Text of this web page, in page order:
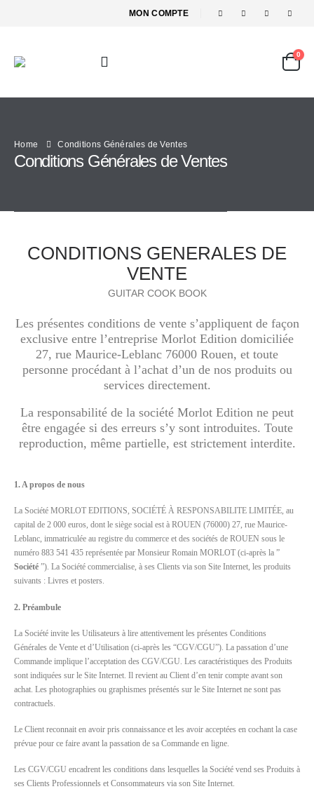
MON COMPTE
0
Home Conditions Générales de Ventes
Conditions Générales de Ventes
CONDITIONS GENERALES DE
VENTE
GUITAR COOK BOOK
Les présentes conditions de vente s’appliquent de façon
exclusive entre l’entreprise Morlot Edition domiciliée
27, rue Maurice-Leblanc 76000 Rouen, et toute
personne procédant à l’achat d’un de nos produits ou
services directement.
La responsabilité de la société Morlot Edition ne peut
être engagée si des erreurs s’y sont introduites. Toute
reproduction, même partielle, est strictement interdite.
1. A propos de nous
La Société MORLOT EDITIONS, SOCIÉTÉ À RESPONSABILITE LIMITÉE, au
capital de 2 000 euros, dont le siège social est à ROUEN (76000) 27, rue Maurice-
Leblanc, immatriculée au registre du commerce et des sociétés de ROUEN sous le
numéro 883 541 435 représentée par Monsieur Romain MORLOT (ci-après la ”
Société ”). La Société commercialise, à ses Clients via son Site Internet, les produits
suivants : Livres et posters.
2. Préambule
La Société invite les Utilisateurs à lire attentivement les présentes Conditions
Générales de Vente et d’Utilisation (ci-après les “CGV/CGU”). La passation d’une
Commande implique l’acceptation des CGV/CGU. Les caractéristiques des Produits
sont indiquées sur le Site Internet. Il revient au Client d’en tenir compte avant son
achat. Les photographies ou graphismes présentés sur le Site Internet ne sont pas
contractuels.
Le Client reconnait en avoir pris connaissance et les avoir acceptées en cochant la case
prévue pour ce faire avant la passation de sa Commande en ligne.
Les CGV/CGU encadrent les conditions dans lesquelles la Société vend ses Produits à
ses Clients Professionnels et Consommateurs via son Site Internet.